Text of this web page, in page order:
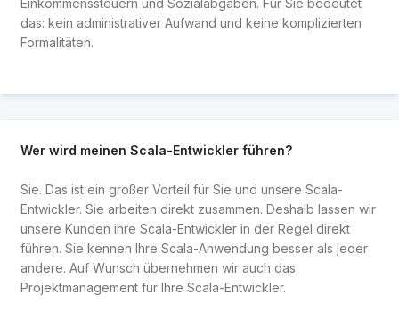
Einkommenssteuern und Sozialabgaben. Für Sie bedeutet
das: kein administrativer Aufwand und keine komplizierten
Formalitäten.
Wer wird meinen Scala-Entwickler führen?
Sie. Das ist ein großer Vorteil für Sie und unsere Scala-
Entwickler. Sie arbeiten direkt zusammen. Deshalb lassen wir
unsere Kunden ihre Scala-Entwickler in der Regel direkt
führen. Sie kennen Ihre Scala-Anwendung besser als jeder
andere. Auf Wunsch übernehmen wir auch das
Projektmanagement für Ihre Scala-Entwickler.